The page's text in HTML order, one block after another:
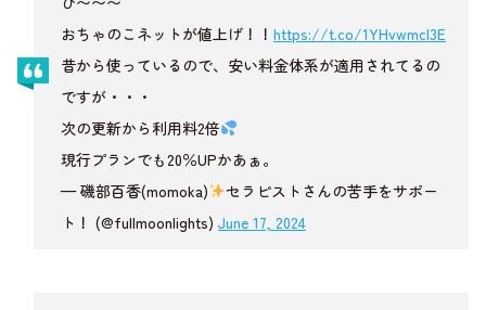
おちゃのこネットが値上げ！！ https://t.co/1YHvwmcl3E
昔から使っているので、安い料金体系が適用されてるの
ですが・・・
次の更新から利用料2倍
現行プランでも20％UPかあぁ。
— 磯部百香(momoka)
セラピストさんの苦手をサポー
ト！ (@fullmoonlights) June 17, 2024